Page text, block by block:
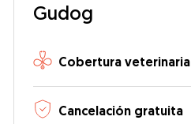
Gudog
Cobertura veterinaria
Cancelación gratuita